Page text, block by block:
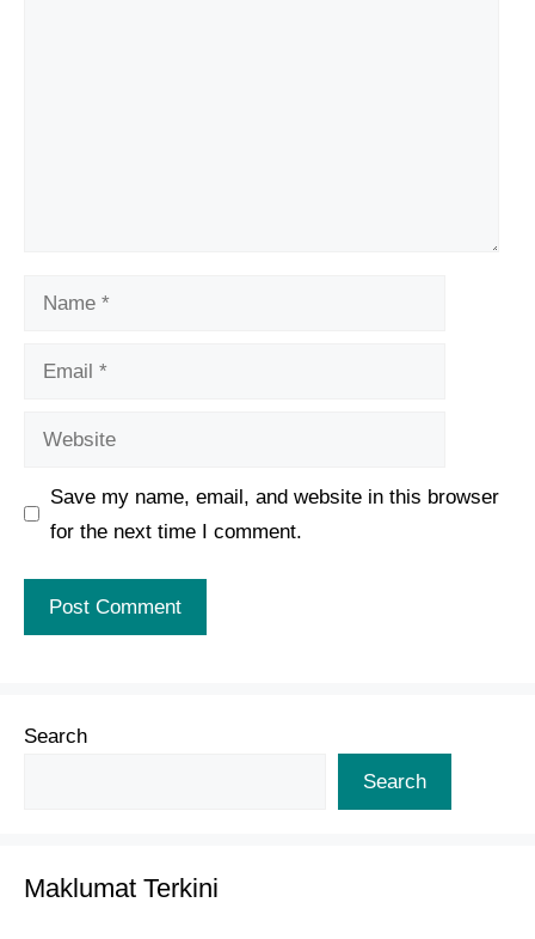
Name
Email
Website
Save my name, email, and website in this browser
for the next time I comment.
Search
Search
Maklumat Terkini